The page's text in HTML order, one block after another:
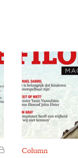
Voor ledenColumn